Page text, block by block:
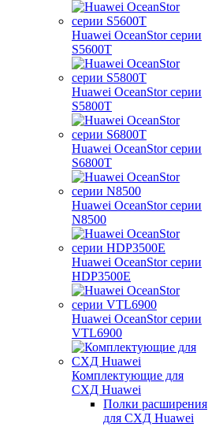
Huawei OceanStor серии
S5600T
Huawei OceanStor серии
S5800T
Huawei OceanStor серии
S6800T
Huawei OceanStor серии
N8500
Huawei OceanStor серии
HDP3500E
Huawei OceanStor серии
VTL6900
Комплектующие для
СХД Huawei
Полки расширения
для СХД Huawei